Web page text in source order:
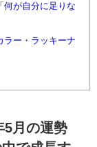
何が自分に足りな
ラー・ラッキーナ
5月の運勢